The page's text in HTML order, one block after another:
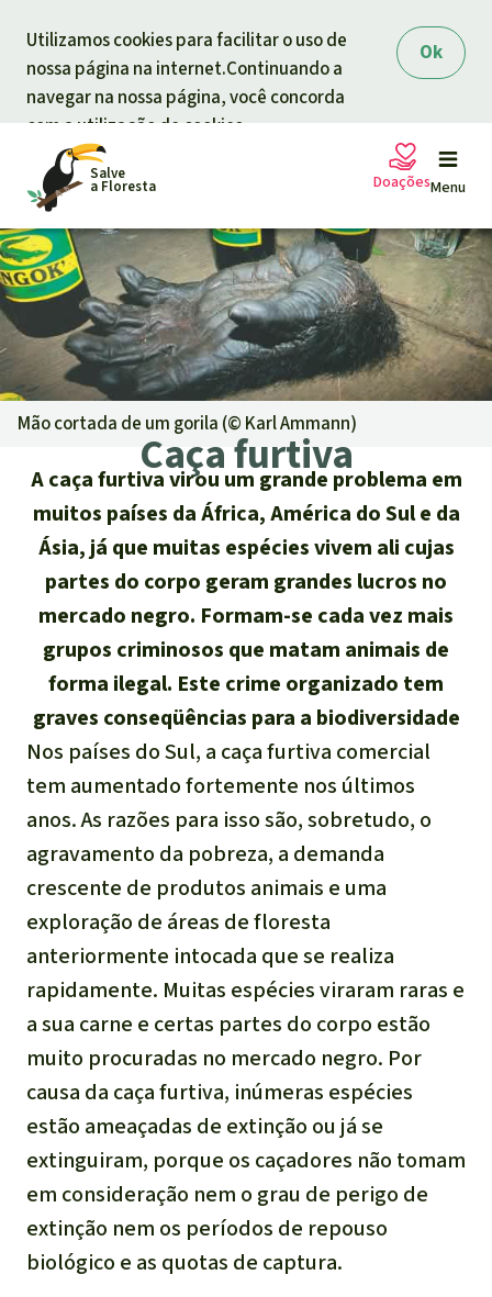
Ok
Utilizamos cookies para facilitar o uso de
nossa página na internet.Continuando a
navegar na nossa página, você concorda
com a utilização de cookies.
Salve
a Floresta Menu
Petições
Projetos
Informar
Informar
Atualidades
Êxitos
Temas
A Floresta Tropical
Biodiversidade:
Clima
Óleo de palma
Agroenergia e
Biocombustíveis
Ouro
Madeira tropical
Pecuária intensiva
Roubo de terras
Alumínio
Caça furtiva
Áreas de proteção
Quem somos
Salve a Floresta
Quem somos
FAQ
Transparência
Contato
Pesquisa
Português
Deutsch
English
Español
Français
Italiano
Indonesia
Doações
A sua doação ajuda
Doação geral
Doar para um tema
Proteção de florestas
Proteção dos animais
Proteção de indígenas
Doar para uma região
Sudeste asiático
África
América Latina
Mão cortada de um gorila (© Karl Ammann)
Caça furtiva
A caça furtiva virou um grande problema em
muitos países da África, América do Sul e da
Ásia, já que muitas espécies vivem ali cujas
partes do corpo geram grandes lucros no
mercado negro. Formam-se cada vez mais
grupos criminosos que matam animais de
forma ilegal. Este crime organizado tem
graves conseqüências para a biodiversidade
Nos países do Sul, a caça furtiva comercial
tem aumentado fortemente nos últimos
anos. As razões para isso são, sobretudo, o
agravamento da pobreza, a demanda
crescente de produtos animais e uma
exploração de áreas de floresta
anteriormente intocada que se realiza
rapidamente. Muitas espécies viraram raras e
a sua carne e certas partes do corpo estão
muito procuradas no mercado negro. Por
causa da caça furtiva, inúmeras espécies
estão ameaçadas de extinção ou já se
extinguiram, porque os caçadores não tomam
em consideração nem o grau de perigo de
extinção nem os períodos de repouso
biológico e as quotas de captura.